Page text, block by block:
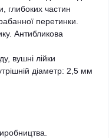
глибоких частин
перетинки.
Антибликова
вушні лійки
діаметр: 2,5 мм